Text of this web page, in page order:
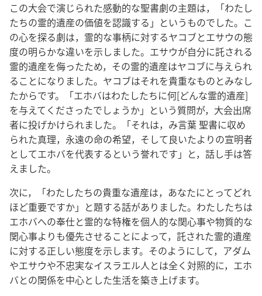
この大会で演じられた感動的な聖書劇の主題は，「わたし
たちの霊的遺産の価値を認識する」というものでした。こ
の心を探る劇は，霊的な事柄に対するヤコブとエサウの態
度の明らかな違いを示しました。エサウが自分に託される
霊的遺産を侮ったため，その霊的遺産はヤコブに与えられ
ることになりました。ヤコブはそれを貴重なものとみなし
たからです。「エホバはわたしたちに何[どんな霊的遺産]
を与えてくださったでしょうか」という質問が，大会出席
者に投げかけられました。「それは，み言葉 聖書に収め
られた真理，永遠の命の希望，そして良いたよりの宣明者
としてエホバを代表するという誉れです」と，話し手は答
えました。
次に，「わたしたちの貴重な遺産は，あなたにとってどれ
ほど重要ですか」と題する話がありました。わたしたちは
エホバへの奉仕と霊的な特権を個人的な関心事や物質的な
関心事よりも優先させることによって，託された霊的遺産
に対する正しい態度を示します。そのようにして，アダム
やエサウや不忠実なイスラエル人とは全く対照的に，エホ
バとの関係を中心とした生活を築き上げます。